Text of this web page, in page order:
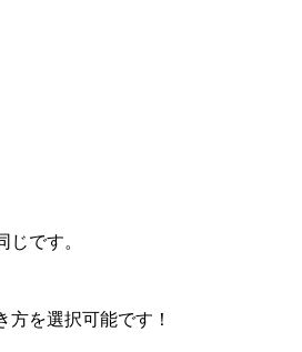
です。
方を選択可能です！